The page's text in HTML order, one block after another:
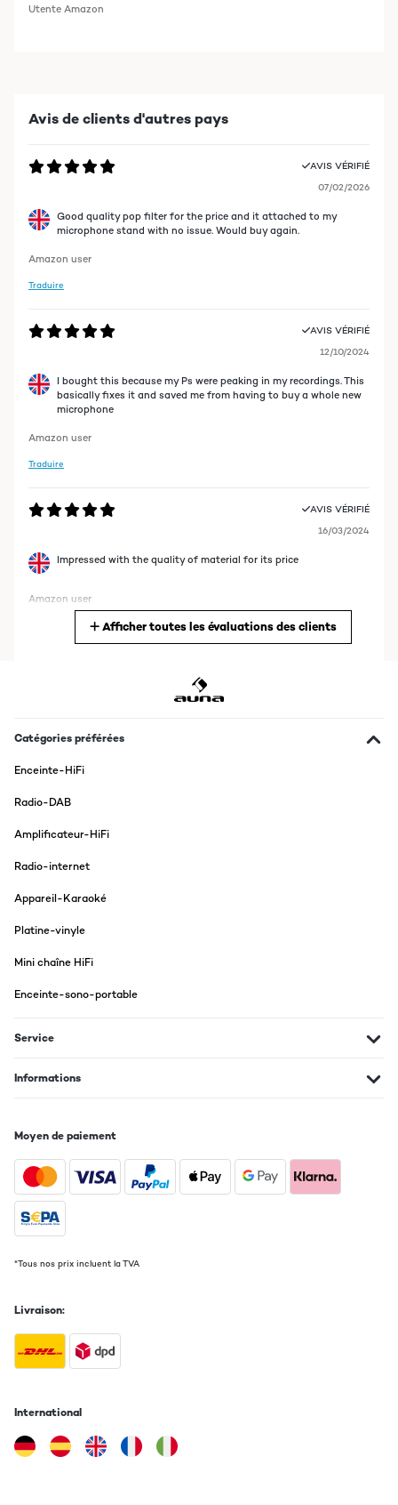
Utente Amazon
Avis de clients d'autres pays
AVIS VÉRIFIÉ
07/02/2026
Good quality pop filter for the price and it attached to my
microphone stand with no issue. Would buy again.
Amazon user
Traduire
AVIS VÉRIFIÉ
12/10/2024
I bought this because my Ps were peaking in my recordings. This
basically fixes it and saved me from having to buy a whole new
microphone
Amazon user
Traduire
AVIS VÉRIFIÉ
16/03/2024
Impressed with the quality of material for its price
Amazon user
Amazon-Benutzer
AVIS VÉRIFIÉ
09/04/2018
als anegegben immer wieder Gerne Also leute Der kauf ist es
wert
Amazon-Benutzer
Traduire
Afficher toutes les évaluations des clients
Catégories préférées
Enceinte-HiFi
Radio-DAB
Amplificateur-HiFi
Radio-internet
Appareil-Karaoké
Platine-vinyle
Mini chaîne HiFi
Enceinte-sono-portable
Service
Informations
Moyen de paiement
*Tous nos prix incluent la TVA
Livraison:
International